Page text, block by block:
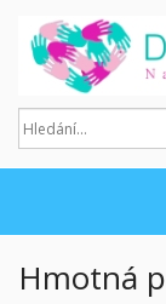
Hmotná